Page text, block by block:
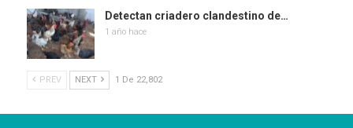
Detectan criadero clandestino de…
1 año hace
PREV NEXT 1 De 22,802